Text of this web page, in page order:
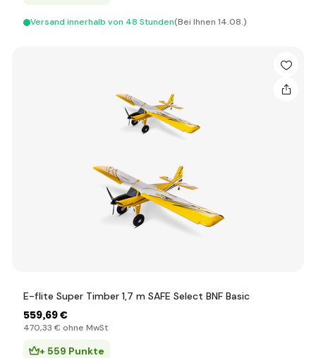
Versand innerhalb von 48 Stunden(Bei Ihnen 14.08.)
E-flite Super Timber 1,7 m SAFE Select BNF Basic
559,69 €
470,33 € ohne MwSt
+ 559 Punkte